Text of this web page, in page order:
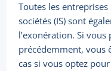
Toutes les
sociétés (IS) sont
l’exonération. Si vous
précédemment, vous
cas si vous optez